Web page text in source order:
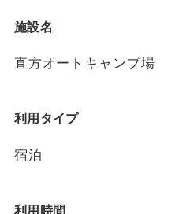
施設名
直方オートキャンプ場
利用タイプ
宿泊
利用時間